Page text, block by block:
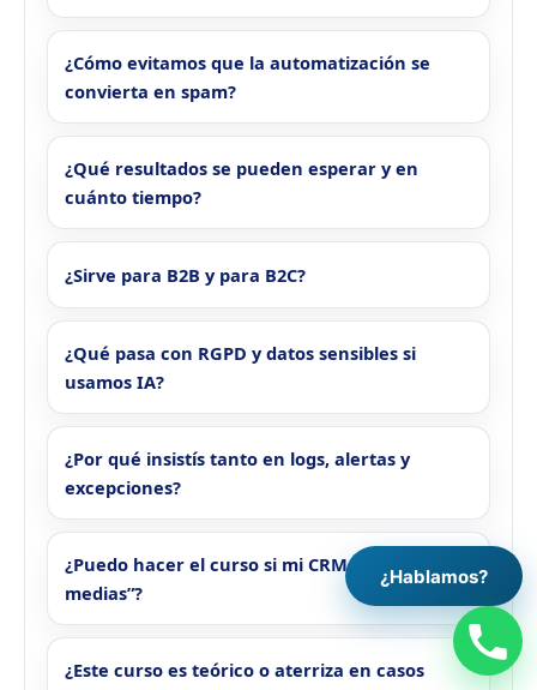
¿Cómo evitamos que la automatización se
convierta en spam?
¿Qué resultados se pueden esperar y en
cuánto tiempo?
¿Sirve para B2B y para B2C?
¿Qué pasa con RGPD y datos sensibles si
usamos IA?
¿Por qué insistís tanto en logs, alertas y
excepciones?
¿Puedo hacer el curso si mi CRM está “a
medias”?
¿Este curso es teórico o aterriza en casos
¿Hablamos?